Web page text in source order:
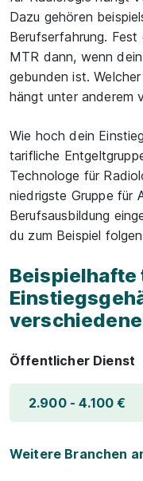
Dazu gehören
Berufserfahrung.
MTR dann, wenn
gebunden ist.
hängt unter anderem
Wie hoch dein
tarifliche
Technologe für
niedrigste Gruppe für
Berufsausbildung
du zum Beispiel
Öffentlicher Dienst
2.900 - 4.100 €
Weitere Branchen